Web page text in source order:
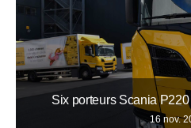
Six porteurs Scania
16 nov.